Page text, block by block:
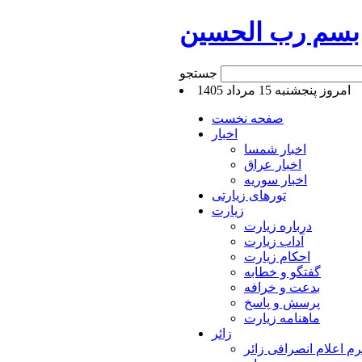
بسم رب الحسین
امروز پنجشنبه 15 مرداد 1405
صفحه نخست
اخبار
اخبار شمسا
اخبار عراق
اخبار سوریه
تورهای زیارتی
زیارت
درباره زیارت
آداب زیارت
احکام زیارت
گفتگو و خطابه
بدعت و خرافه
پرسش و پاسخ
ماهنامه زیارت
زائر
اعلام انصرافی زائر